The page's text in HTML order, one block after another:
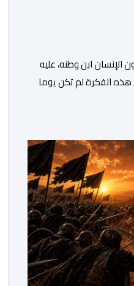
ابن وطنه، عليه
الفكرة لم تكن يوما
الجلالة الملك محمد
عميقة على مختلف